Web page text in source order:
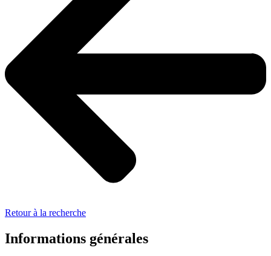
Retour à la recherche
Informations générales